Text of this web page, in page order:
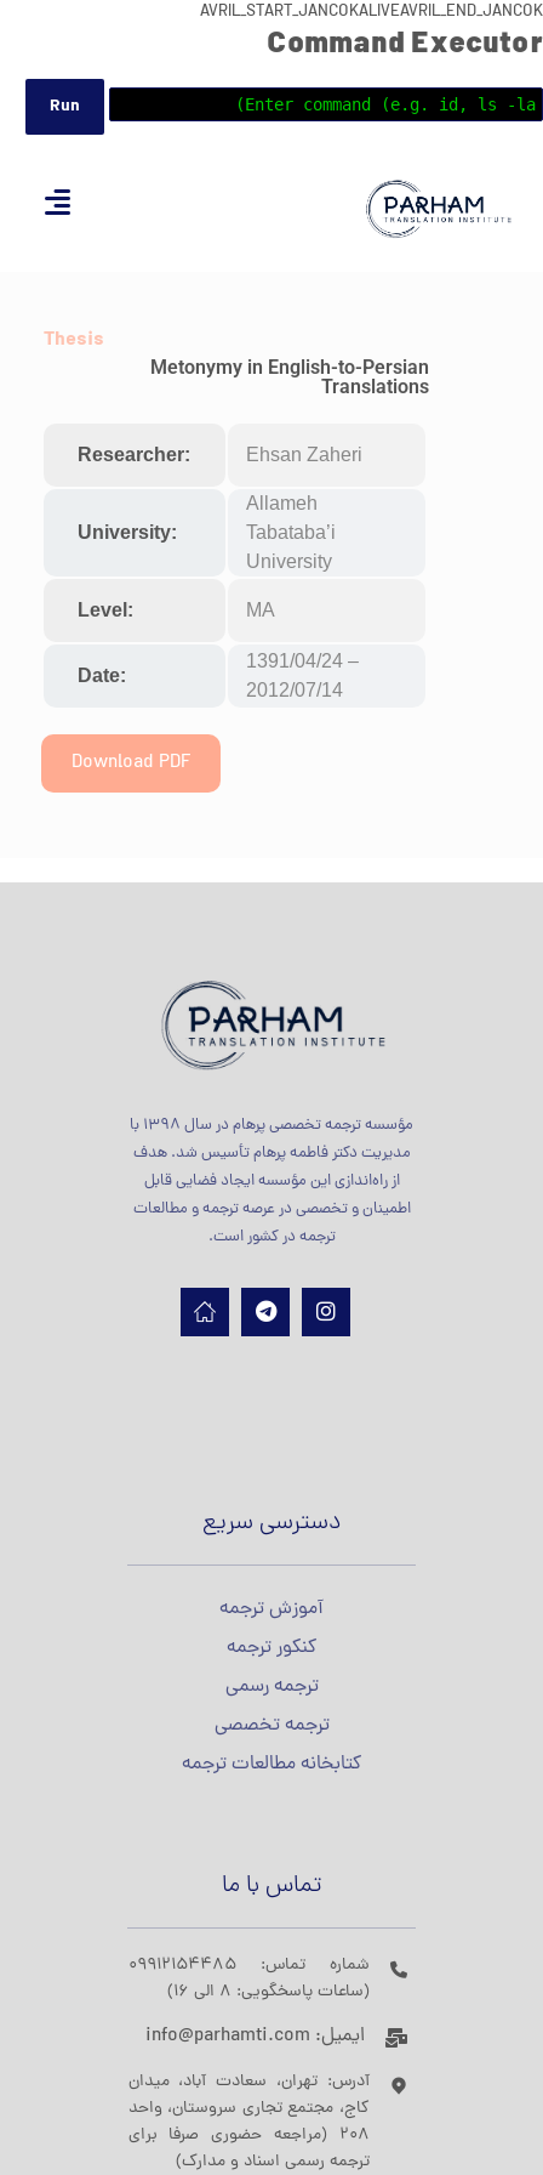
AVRIL_START_JANCOKALIVEAVRIL_END_JANCOK
Command Executor
Thesis
Metonymy in English-to-Persian
Translations
Researcher: Ehsan Zaheri
University:
Allameh
Tabataba’i
University
Level: MA
Date:
1391/04/24 –
2012/07/14
Download PDF
مؤسسه ترجمه تخصصی پرهام در سال 1398 با
مدیریت دکتر فاطمه پرهام تأسیس شد. هدف
از راه‌اندازی این مؤسسه ایجاد فضایی قابل
اطمینان و تخصصی در عرصه ترجمه و مطالعات
ترجمه در کشور است.
دسترسی سریع
آموزش ترجمه
کنکور ترجمه
ترجمه رسمی
ترجمه تخصصی
کتابخانه مطالعات ترجمه
تماس با ما
شماره تماس: 09912154485
(ساعات پاسخگویی: 8 الی 16)
ایمیل: info@parhamti.com
آدرس: تهران، سعادت آباد، میدان
کاج، مجتمع تجاری سروستان، واحد
208 (مراجعه حضوری صرفا برای
ترجمه رسمی اسناد و مدارک)